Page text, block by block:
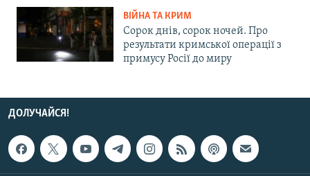
ВІЙНА ТА КРИМ
Сорок днів, сорок ночей. Про
результати кримської операції з
примусу Росії до миру
ДОЛУЧАЙСЯ!